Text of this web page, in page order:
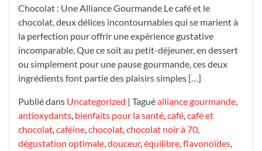
Chocolat : Une Alliance Gourmande Le café et le
chocolat, deux délices incontournables qui se marient à
la perfection pour offrir une expérience gustative
incomparable. Que ce soit au petit-déjeuner, en dessert
ou simplement pour une pause gourmande, ces deux
ingrédients font partie des plaisirs simples […]
Publié dans Uncategorized | Taguéalliance gourmande,
antioxydants, bienfaits pour la santé,café,café et
chocolat,caféine,chocolat,chocolat noir à 70,
dégustation optimale,douceur,équilibre,flavonoïdes,